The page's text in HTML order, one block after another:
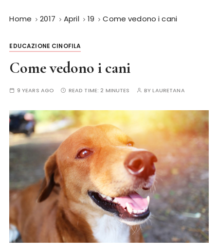
Home 2017 April 19 Come vedono i cani
EDUCAZIONE CINOFILA
Come vedono i cani
9 YEARS AGO READ TIME:2 MINUTES BYLAURETANA